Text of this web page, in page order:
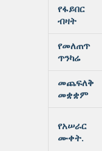
የፋይበር
ብዛት
የመለጠጥ
ጥንካሬ
መጨፍለቅ
መቋቋም
የአሠራር
ሙቀት.